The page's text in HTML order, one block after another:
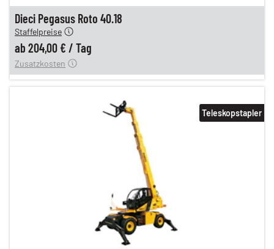
Dieci Pegasus Roto 40.18
Staffelpreise
ab 204,00 € / Tag
12,00 €
Zusatzkosten
Teleskopstapler